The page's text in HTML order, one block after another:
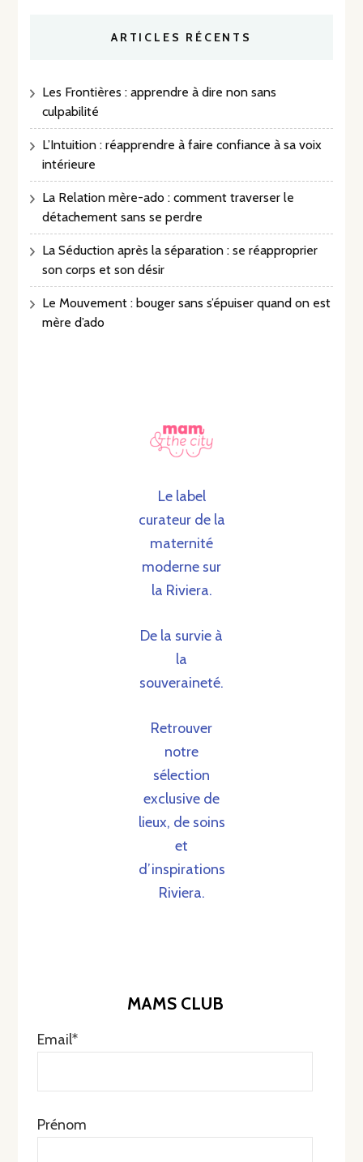
ARTICLES RÉCENTS
Les Frontières : apprendre à dire non sans
culpabilité
L’Intuition : réapprendre à faire confiance à sa voix
intérieure
La Relation mère-ado : comment traverser le
détachement sans se perdre
La Séduction après la séparation : se réapproprier
son corps et son désir
Le Mouvement : bouger sans s’épuiser quand on est
mère d’ado
Le label
curateur de la
maternité
moderne sur
la Riviera.
De la survie à
la
souveraineté.
Retrouver
notre
sélection
exclusive de
lieux, de soins
et
d’inspirations
Riviera.
MAMS CLUB
Email*
Prénom